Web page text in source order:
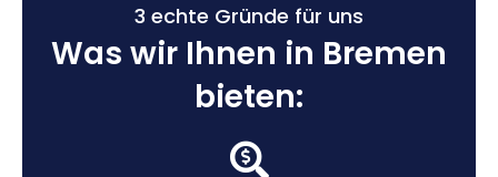
3 echte Gründe für uns
Was wir Ihnen in Bremen
bieten: